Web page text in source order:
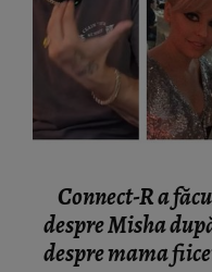
Connect-R a
despre Misha
despre mama